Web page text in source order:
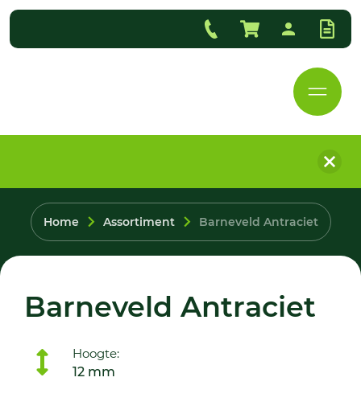
Home Assortiment Barneveld Antraciet
Barneveld Antraciet
Hoogte:
12 mm